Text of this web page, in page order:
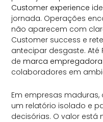
Customer experience
jornada. Operações
não aparecem com
Customer success e
antecipar desgaste. Até
de marca empregadora
colaboradores em
Em empresas maduras,
um relatório isolado e
decisórias. O valor está